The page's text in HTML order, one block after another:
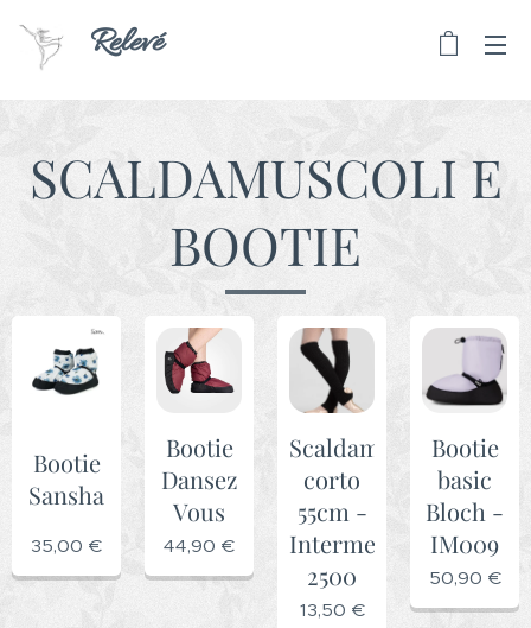
Relevé
SCALDAMUSCOLI E
BOOTIE
Bootie
Sansha
35,00 €
Bootie
Dansez
Vous
44,90 €
Scaldamuscolo
corto
55cm -
Intermezzo
2500
13,50 €
Bootie
basic
Bloch -
IM009
50,90 €